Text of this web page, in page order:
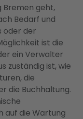
Bremen geht,
Bedarf und
oder der
ist die
ein Verwalter
zuständig ist, wie
die
die Buchhaltung.
auf die Wartung